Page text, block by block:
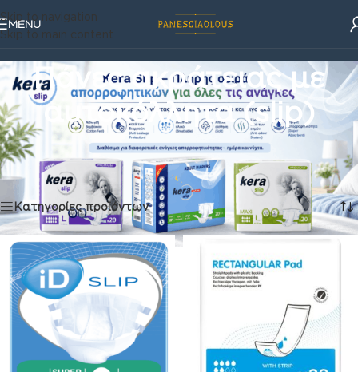
Skip to navigation
Skip to main content
MENU
Πάνες ακράτειας με
αυτοκόλλητα (slip)
Ακράτεια & Φροντίδα
/
Πάνες ακράτειας με αυτοκόλλητα (slip)
Βλέπετε 1–16 από 37 αποτελέσματα
Κατηγορίες προϊόντων